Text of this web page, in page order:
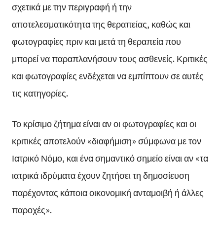
σχετικά με την περιγραφή ή την
αποτελεσματικότητα της θεραπείας, καθώς και
φωτογραφίες πριν και μετά τη θεραπεία που
μπορεί να παραπλανήσουν τους ασθενείς. Κριτικές
και φωτογραφίες ενδέχεται να εμπίπτουν σε αυτές
τις κατηγορίες.
Το κρίσιμο ζήτημα είναι αν οι φωτογραφίες και οι
κριτικές αποτελούν «διαφήμιση» σύμφωνα με τον
Ιατρικό Νόμο, και ένα σημαντικό σημείο είναι αν «τα
ιατρικά ιδρύματα έχουν ζητήσει τη δημοσίευση
παρέχοντας κάποια οικονομική ανταμοιβή ή άλλες
παροχές».